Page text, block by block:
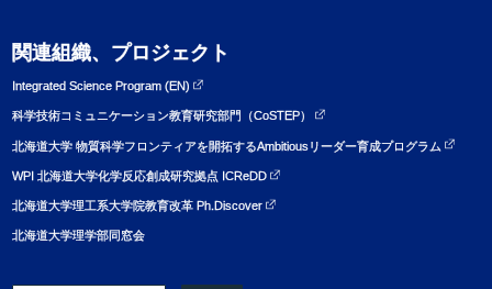
関連組織、プロジェクト
Integrated Science Program (EN)
科学技術コミュニケーション教育研究部門（CoSTEP）
北海道大学 物質科学フロンティアを開拓するAmbitiousリーダー育成プログラム
WPI 北海道大学化学反応創成研究拠点 ICReDD
北海道大学理工系大学院教育改革 Ph.Discover
北海道大学理学部同窓会